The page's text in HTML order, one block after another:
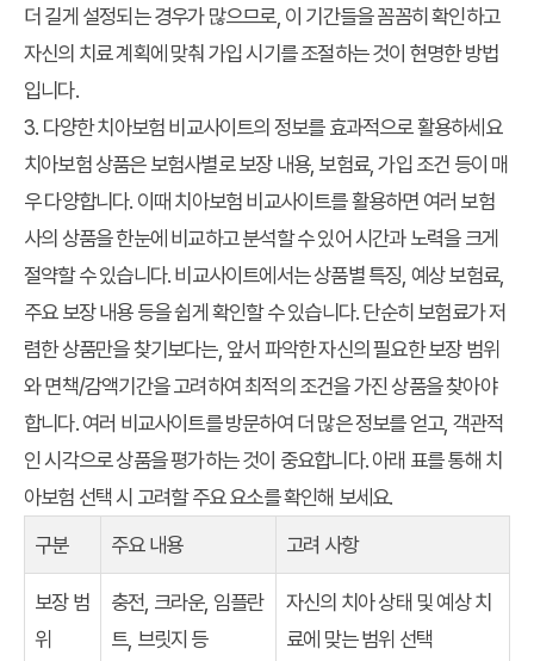
더 길게 설정되는 경우가 많으므로, 이 기간들을 꼼꼼히 확인하고
자신의 치료 계획에 맞춰 가입 시기를 조절하는 것이 현명한 방법
입니다.
3. 다양한 치아보험 비교사이트의 정보를 효과적으로 활용하세요
치아보험 상품은 보험사별로 보장 내용, 보험료, 가입 조건 등이 매
우 다양합니다. 이때 치아보험 비교사이트를 활용하면 여러 보험
사의 상품을 한눈에 비교하고 분석할 수 있어 시간과 노력을 크게
절약할 수 있습니다. 비교사이트에서는 상품별 특징, 예상 보험료,
주요 보장 내용 등을 쉽게 확인할 수 있습니다. 단순히 보험료가 저
렴한 상품만을 찾기보다는, 앞서 파악한 자신의 필요한 보장 범위
와 면책/감액기간을 고려하여 최적의 조건을 가진 상품을 찾아야
합니다. 여러 비교사이트를 방문하여 더 많은 정보를 얻고, 객관적
인 시각으로 상품을 평가하는 것이 중요합니다. 아래 표를 통해 치
아보험 선택 시 고려할 주요 요소를 확인해 보세요.
구분
주요 내용 고려 사항
보장 범
위
충전, 크라운, 임플란
트, 브릿지 등
자신의 치아 상태 및 예상 치
료에 맞는 범위 선택